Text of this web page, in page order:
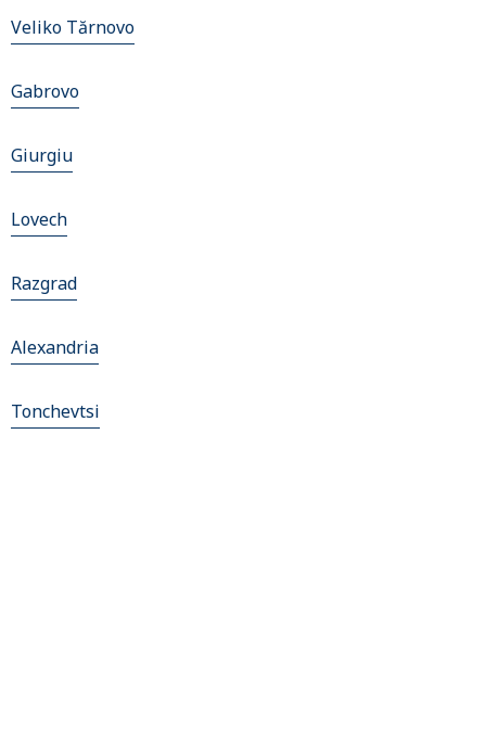
Veliko Tărnovo
Gabrovo
Giurgiu
Lovech
Razgrad
Alexandria
Tonchevtsi